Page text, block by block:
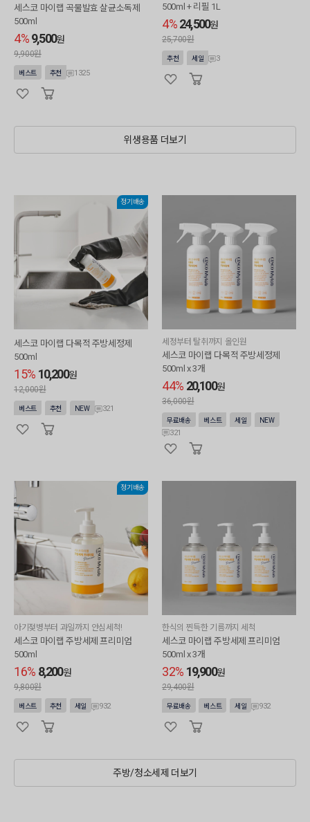
독
세스코 마이랩 곡물발효 살균소독제
500ml
4%9,500원
9,900원
베스트 추천 1325
500ml + 리필 1L
4%24,500원
25,700원
추천 세일 3
위생용품 더보기
정기배송
세스코 마이랩 다목적 주방세정제
500ml
15% 10,200원
12,000원
베스트 추천 NEW 321
세정부터 탈취까지 올인원
세스코 마이랩 다목적 주방세정제
500ml x 3개
44% 20,100원
36,000원
무료배송 베스트 세일 NEW
321
정기배송
아기젖병부터 과일까지 안심세척!
세스코 마이랩 주방세제 프리미엄
500ml
16% 8,200원
9,800원
베스트 추천 세일 932
한식의 찐득한 기름까지 세척
세스코 마이랩 주방세제 프리미엄
500ml x 3개
32% 19,900원
29,400원
무료배송 베스트 세일 932
주방/청소세제 더보기